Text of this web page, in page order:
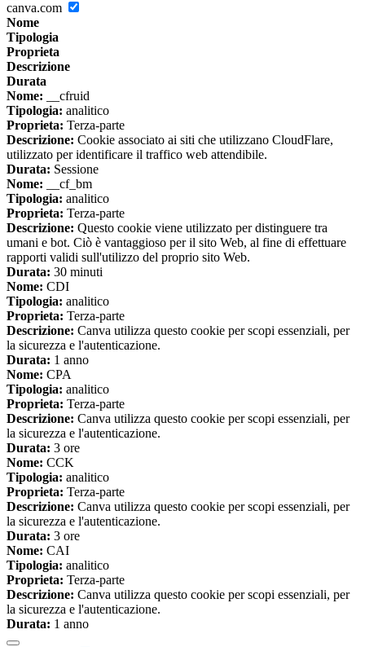
canva.com
Nome
Tipologia
Proprieta
Descrizione
Durata
Nome: __cfruid
Tipologia: analitico
Proprieta: Terza-parte
Descrizione: Cookie associato ai siti che utilizzano CloudFlare,
utilizzato per identificare il traffico web attendibile.
Durata: Sessione
Nome: __cf_bm
Tipologia: analitico
Proprieta: Terza-parte
Descrizione: Questo cookie viene utilizzato per distinguere tra
umani e bot. Ciò è vantaggioso per il sito Web, al fine di effettuare
rapporti validi sull'utilizzo del proprio sito Web.
Durata: 30 minuti
Nome: CDI
Tipologia: analitico
Proprieta: Terza-parte
Descrizione: Canva utilizza questo cookie per scopi essenziali, per
la sicurezza e l'autenticazione.
Durata: 1 anno
Nome: CPA
Tipologia: analitico
Proprieta: Terza-parte
Descrizione: Canva utilizza questo cookie per scopi essenziali, per
la sicurezza e l'autenticazione.
Durata: 3 ore
Nome: CCK
Tipologia: analitico
Proprieta: Terza-parte
Descrizione: Canva utilizza questo cookie per scopi essenziali, per
la sicurezza e l'autenticazione.
Durata: 3 ore
Nome: CAI
Tipologia: analitico
Proprieta: Terza-parte
Descrizione: Canva utilizza questo cookie per scopi essenziali, per
la sicurezza e l'autenticazione.
Durata: 1 anno